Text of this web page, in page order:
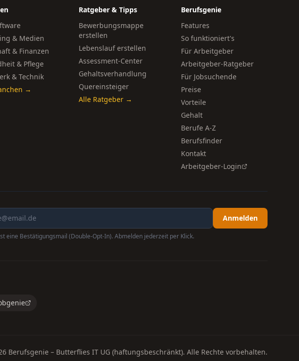
& Medien
& Finanzen
& Pflege
& Technik
→
Ratgeber & Tipps
Bewerbungsmappe
erstellen
Lebenslauf erstellen
Assessment-Center
Gehaltsverhandlung
Quereinsteiger
Alle Ratgeber →
Berufsgenie
Features
So funktioniert's
Für Arbeitgeber
Arbeitgeber-Ratgeber
Für Jobsuchende
Preise
Vorteile
Gehalt
Berufe A-Z
Berufsfinder
Kontakt
Arbeitgeber-Login
Anmelden
eine Bestätigungsmail (Double-Opt-In). Abmelden jederzeit per Klick.
Berufsgenie – Butterflies IT UG (haftungsbeschränkt). Alle Rechte vorbehalten.